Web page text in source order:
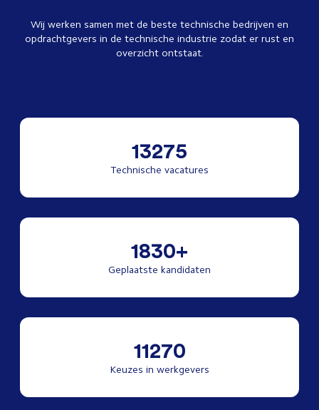
Wij werken samen met de beste technische bedrijven en
opdrachtgevers in de technische industrie zodat er rust en
overzicht ontstaat.
13275
Technische vacatures
1830+
Geplaatste kandidaten
11270
Keuzes in werkgevers